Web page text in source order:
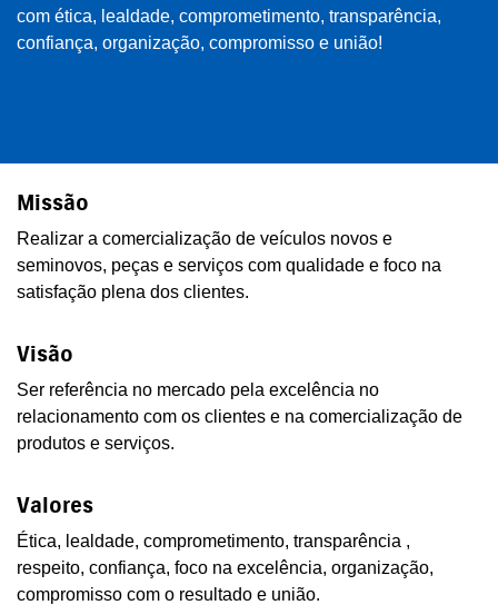
com ética, lealdade, comprometimento, transparência,
confiança, organização, compromisso e união!
Missão
Realizar a comercialização de veículos novos e
seminovos, peças e serviços com qualidade e foco na
satisfação plena dos clientes.
Visão
Ser referência no mercado pela excelência no
relacionamento com os clientes e na comercialização de
produtos e serviços.
Valores
Ética, lealdade, comprometimento, transparência ,
respeito, confiança, foco na excelência, organização,
compromisso com o resultado e união.